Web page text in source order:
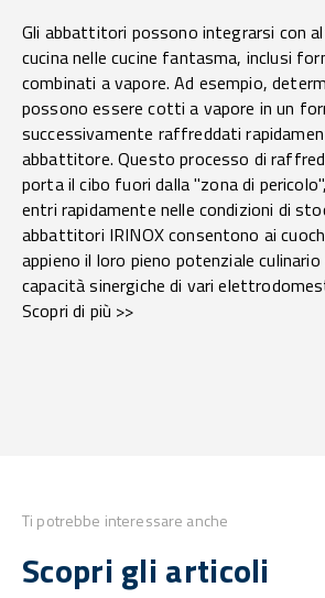
Gli abbattitori possono integrarsi con
cucina nelle cucine fantasma, inclusi
combinati a vapore. Ad esempio,
possono essere cotti a vapore in un
successivamente raffreddati
abbattitore. Questo processo di
porta il cibo fuori dalla "zona di
entri rapidamente nelle condizioni di
abbattitori IRINOX consentono ai
appieno il loro pieno potenziale
capacità sinergiche di vari
Scopri di più >>
Ti potrebbe interessare anche
Scopri gli articoli